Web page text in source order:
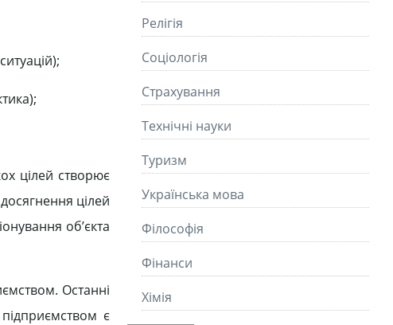
цілей створює
цілей
об’єкта
Останні
є
Релігія
Соціологія
Страхування
Технічні науки
Туризм
Українська мова
Філософія
Фінанси
Хімія